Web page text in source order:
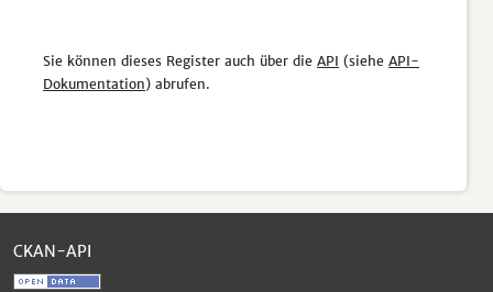
Sie können dieses Register auch über die API (siehe API-
Dokumentation) abrufen.
CKAN-API